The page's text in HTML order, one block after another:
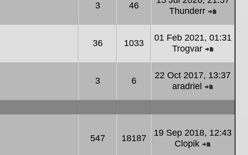
3 46
Thunderr
36 1033
01 Feb 2021, 01:31
Trogvar
3 6
22 Oct 2017, 13:37
aradriel
547 18187
19 Sep 2018, 12:43
Clopik